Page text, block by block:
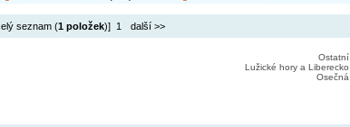
seznam (1 položek)] 1 další >>
Ostatní
Lužické hory a Liberecko
Osečná